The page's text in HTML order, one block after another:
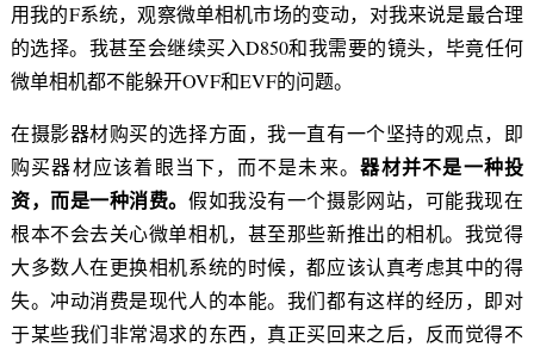
用我的F系统，观察微单相机市场的变动，对我来说是最合理
的选择。我甚至会继续买入D850和我需要的镜头，毕竟任何
微单相机都不能躲开OVF和EVF的问题。
在摄影器材购买的选择方面，我一直有一个坚持的观点，即
购买器材应该着眼当下，而不是未来。器材并不是一种投
资，而是一种消费。假如我没有一个摄影网站，可能我现在
根本不会去关心微单相机，甚至那些新推出的相机。我觉得
大多数人在更换相机系统的时候，都应该认真考虑其中的得
失。冲动消费是现代人的本能。我们都有这样的经历，即对
于某些我们非常渴求的东西，真正买回来之后，反而觉得不